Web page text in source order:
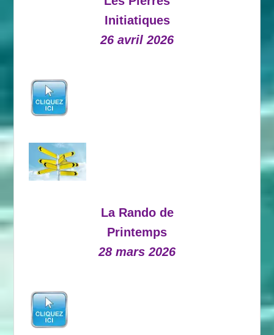
Initiatiques
26 avril 2026
La Rando de
Printemps
28 mars 2026